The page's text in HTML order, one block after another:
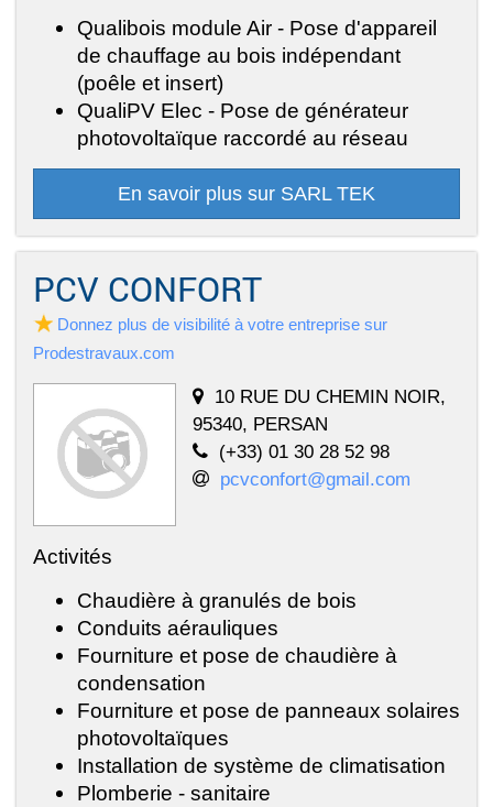
Qualibois module Air - Pose d'appareil
de chauffage au bois indépendant
(poêle et insert)
QualiPV Elec - Pose de générateur
photovoltaïque raccordé au réseau
En savoir plus sur SARL TEK
PCV CONFORT
Donnez plus de visibilité à votre entreprise sur
Prodestravaux.com
10 RUE DU CHEMIN NOIR,
95340, PERSAN
(+33) 01 30 28 52 98
pcvconfort@gmail.com
Activités
Chaudière à granulés de bois
Conduits aérauliques
Fourniture et pose de chaudière à
condensation
Fourniture et pose de panneaux solaires
photovoltaïques
Installation de système de climatisation
Plomberie - sanitaire